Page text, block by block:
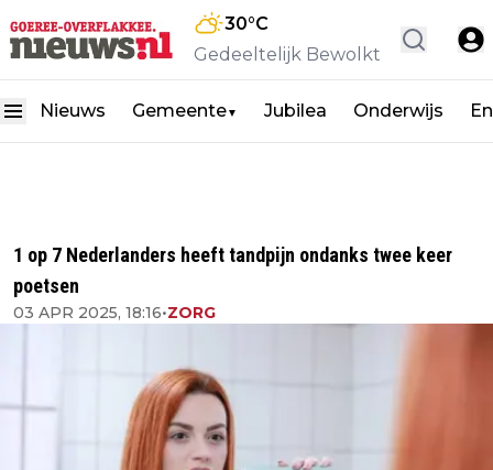
30°C
Gedeeltelijk Bewolkt
Nieuws Gemeente▼ Jubilea Onderwijs
1 op 7 Nederlanders heeft tandpijn ondanks twee keer
poetsen
03 APR 2025, 18:16•ZORG